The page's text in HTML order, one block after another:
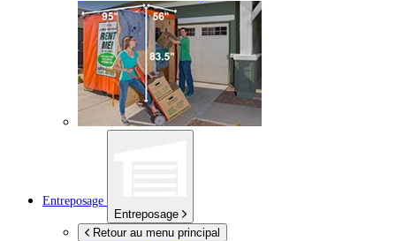
Entreposage
Entreposage
Retour au menu principal